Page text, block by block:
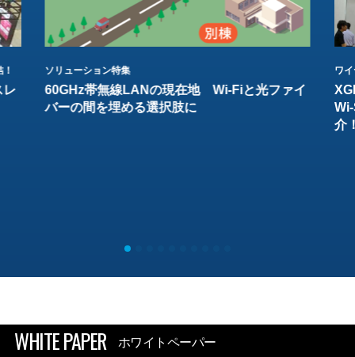
レ
ソリューション特集
60GHz帯無線LANの現在地 Wi-Fiと光ファイ
バーの間を埋める選択肢に
ワ
介
WHITE PAPER ホワイトペーパー